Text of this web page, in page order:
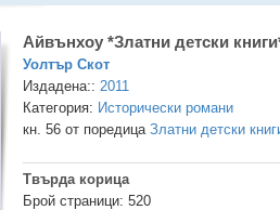
Айвънхоу *Златни детски
Уолтър Скот
Издадена:: 2011
Категория: Исторически романи
кн. 56 от поредица Златни детски
Твърда корица
Брой страници: 520